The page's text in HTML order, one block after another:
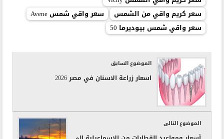
سعر كريم واقي الشمس Vichy
سعر كريم واقي من الشمس
سعر واقي شمس Avene
سعر واقي شمس بيوديرما 50
اسعار زراعة الاسنان في مصر 2026